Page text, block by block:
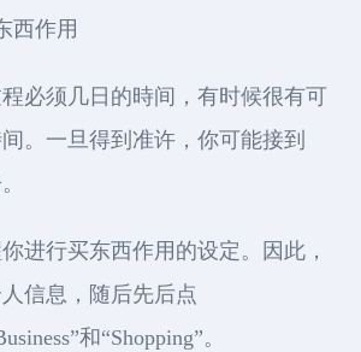
西作用
必须几日的時间，有时候很有可
。一旦得到准许，你可能接到
进行买东西作用的设定。因此，
信息，随后先后点
和“Shopping”。